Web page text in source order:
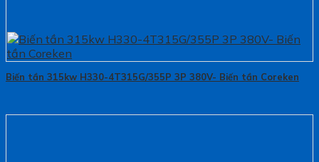
Biến tần 315kw H330-4T315G/355P 3P 380V- Biến tần Coreken